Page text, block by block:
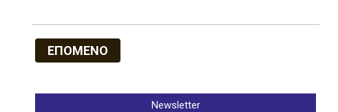
ΕΠΟΜΕΝΟ
Newsletter